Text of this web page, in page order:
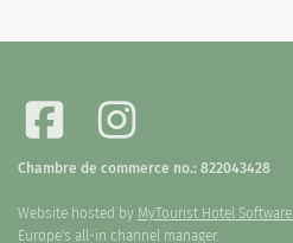
Chambre de commerce no.: 822043428
Website hosted by MyTourist Hotel Software.
Europe's all-in channel manager.